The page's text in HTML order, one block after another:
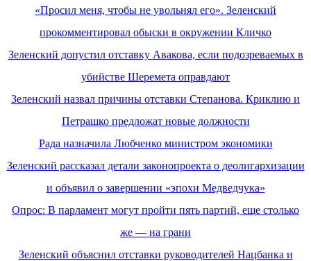
«Просил меня, чтобы не увольнял его». Зеленский
прокомментировал обыски в окружении Кличко
Зеленский допустил отставку Авакова, если подозреваемых в
убийстве Шеремета оправдают
Зеленский назвал причины отставки Степанова. Криклию и
Петрашко предложат новые должности
Рада назначила Любченко министром экономики
Зеленский рассказал детали законопроекта о деолигархизации
и объявил о завершении «эпохи Медведчука»
Опрос: В парламент могут пройти пять партий, еще столько
же — на грани
Зеленский объяснил отставки руководителей Нацбанка и